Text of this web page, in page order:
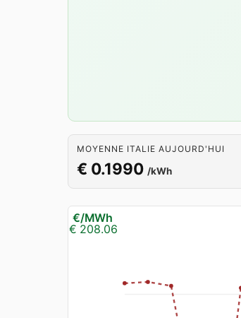
MOYENNE ITALIE AUJOURD'HUI
€ 0.1990 /kWh
€ 208.06
€/MWh